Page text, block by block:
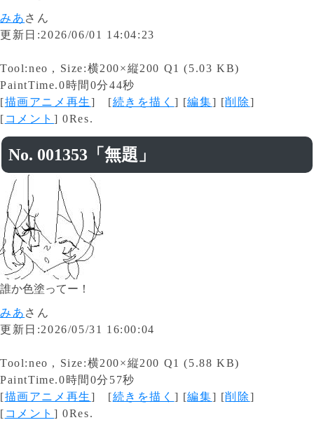
みあ さん
更新日:2026/06/01 14:04:23
Tool:neo , Size:横200×縦200 Q1 (5.03 KB)
PaintTime.0時間0分44秒
[描画アニメ再生] [続きを描く ] [編集] [削除]
[ コメント] 0Res.
No. 001353「無題」
誰か色塗ってー！
みあ さん
更新日:2026/05/31 16:00:04
Tool:neo , Size:横200×縦200 Q1 (5.88 KB)
PaintTime.0時間0分57秒
[描画アニメ再生] [続きを描く ] [編集] [削除]
[ コメント] 0Res.